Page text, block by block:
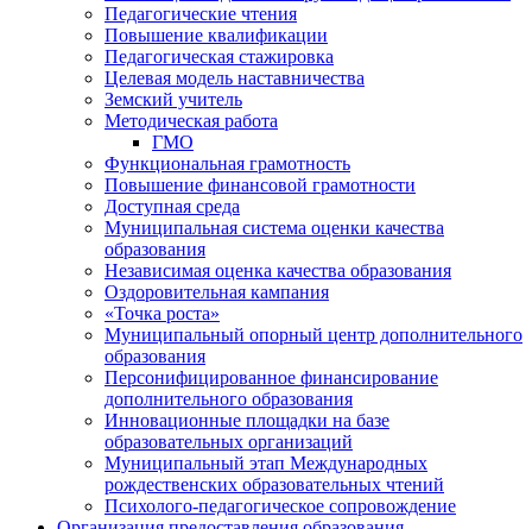
Педагогические чтения
Повышение квалификации
Педагогическая стажировка
Целевая модель наставничества
Земский учитель
Методическая работа
ГМО
Функциональная грамотность
Повышение финансовой грамотности
Доступная среда
Муниципальная система оценки качества
образования
Независимая оценка качества образования
Оздоровительная кампания
«Точка роста»
Муниципальный опорный центр дополнительного
образования
Персонифицированное финансирование
дополнительного образования
Инновационные площадки на базе
образовательных организаций
Муниципальный этап Международных
рождественских образовательных чтений
Психолого-педагогическое сопровождение